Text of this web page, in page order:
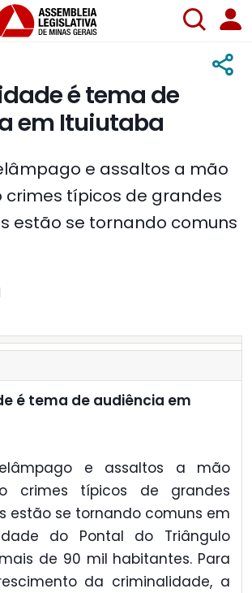
é tema de
em Ituiutaba
e assaltos a mão
típicos de grandes
estão se tornando comuns
é tema de audiência em
e assaltos a mão
crimes típicos de grandes
estão se tornando comuns em
do Pontal do Triângulo
de 90 mil habitantes. Para
da criminalidade, a